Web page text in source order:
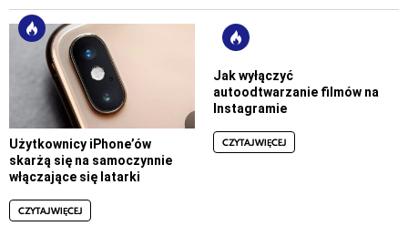
Użytkownicy iPhone’ów
skarżą się na samoczynnie
włączające się latarki
CZYTAJ WIĘCEJ
Jak wyłączyć
autoodtwarzanie filmów na
Instagramie
CZYTAJ WIĘCEJ